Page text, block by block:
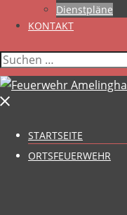
Dienstpläne
KONTAKT
Suchen
nach:
STARTSEITE
ORTSFEUERWEHR